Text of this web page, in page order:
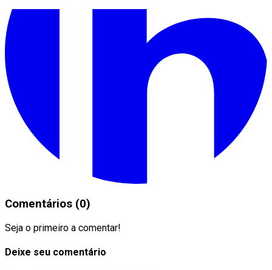
Comentários (0)
Seja o primeiro a comentar!
Deixe seu comentário